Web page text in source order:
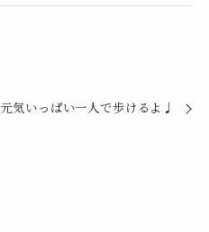
元気いっぱい一人で歩けるよ♩